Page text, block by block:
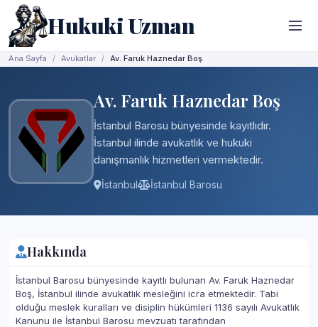
Hukuki Uzman
Ana Sayfa Avukatlar Av. Faruk Haznedar Boş
Av. Faruk Haznedar Boş
İstanbul Barosu bünyesinde kayıtlıdır.
İstanbul ilinde avukatlık ve hukuki
danışmanlık hizmetleri vermektedir.
İstanbul İstanbul Barosu
Hakkında
İstanbul Barosu bünyesinde kayıtlı bulunan Av. Faruk Haznedar
Boş, İstanbul ilinde avukatlık mesleğini icra etmektedir. Tabi
olduğu meslek kuralları ve disiplin hükümleri 1136 sayılı Avukatlık
Kanunu ile İstanbul Barosu mevzuatı tarafından